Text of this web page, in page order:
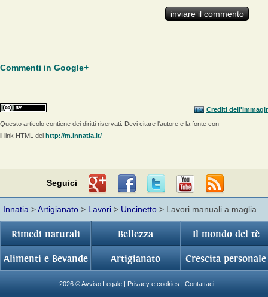
Commenti in Google+
Crediti
Questo articolo contiene dei diritti riservati. Devi citare l'autore e la fonte con
il link HTML del http://m.innatia.it/
Seguici
Innatia >Artigianato > Lavori > Uncinetto > Lavori manuali a maglia
Rimedi naturali Bellezza Il mondo del tè
Alimenti e Bevande Artigianato Crescita personale
2026 ©Avviso Legale | Privacy e cookies | Contattaci